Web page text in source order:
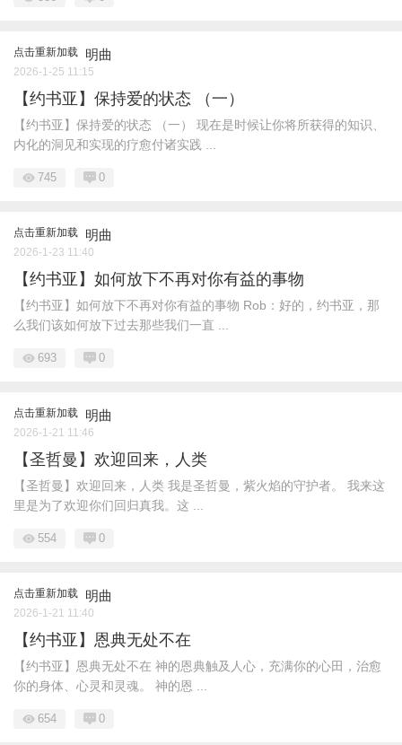
点击重新加载 明曲
2026-1-25 11:15
【约书亚】保持爱的状态 （一）
【约书亚】保持爱的状态 （一） 现在是时候让你将所获得的知识、
内化的洞见和实现的疗愈付诸实践 ...
745 0
点击重新加载 明曲
2026-1-23 11:40
【约书亚】如何放下不再对你有益的事物
【约书亚】如何放下不再对你有益的事物 Rob：好的，约书亚，那
么我们该如何放下过去那些我们一直 ...
693 0
点击重新加载 明曲
2026-1-21 11:46
【圣哲曼】欢迎回来，人类
【圣哲曼】欢迎回来，人类 我是圣哲曼，紫火焰的守护者。 我来这
里是为了欢迎你们回归真我。这 ...
554 0
点击重新加载 明曲
2026-1-21 11:40
【约书亚】恩典无处不在
【约书亚】恩典无处不在 神的恩典触及人心，充满你的心田，治愈
你的身体、心灵和灵魂。 神的恩 ...
654 0